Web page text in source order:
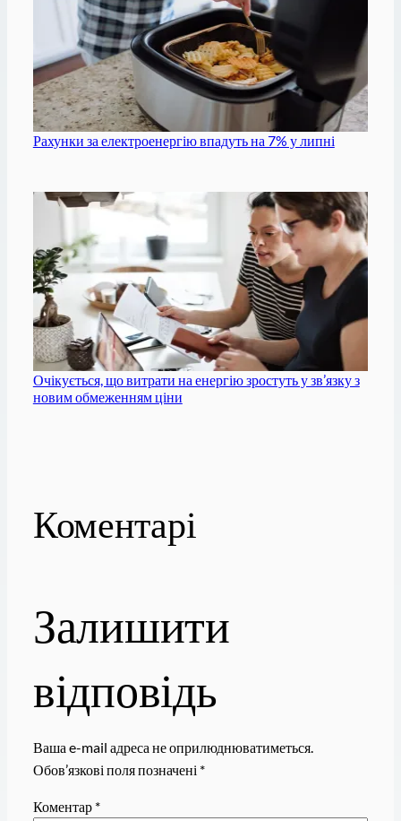
Рахунки за електроенергію впадуть на 7% у липні
Очікується, що витрати на енергію зростуть у зв’язку з
новим обмеженням ціни
Коментарі
Залишити
відповідь
Ваша e-mail адреса не оприлюднюватиметься.
Обов’язкові поля позначені *
Коментар *